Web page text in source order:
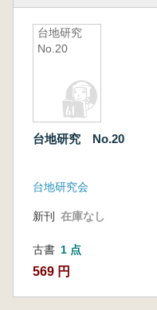
台地研究
No.20
台地研究 No.20
台地研究会
新刊 在庫なし
古書 1 点
569 円